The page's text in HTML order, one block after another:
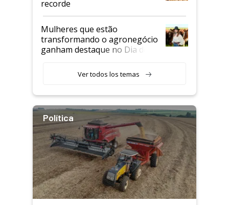
recorde
Mulheres que estão
transformando o agronegócio
ganham destaque no Dia do
Ver todos los temas
Política